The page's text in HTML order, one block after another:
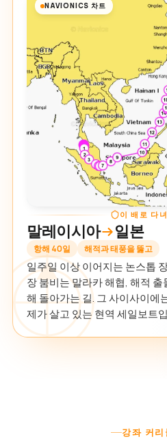
NAVIONICS 차트
이 배로 다
말레이시아 일본
항해 40일 해적과 태풍을 뚫고
일주일 이상 이어지는 논스톱
장 붐비는 말라카 해협, 해적
해 돌아가는 길. 그 사이사이에
제가 살고 있는 현역 세일보트
강좌 커리